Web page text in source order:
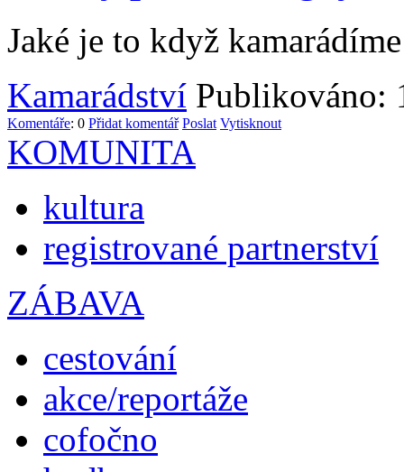
Jaké je to když
Kamarádství Publikováno:
Komentáře: 0 Přidat komentář Poslat Vytisknout
KOMUNITA
kultura
registrované partnerství
ZÁBAVA
cestování
akce/reportáže
cofočno